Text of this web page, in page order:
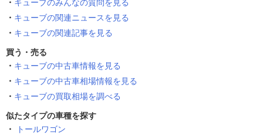
キューブのみんなの質問を見る
キューブの関連ニュースを見る
キューブの関連記事を見る
買う・売る
キューブの中古車情報を見る
キューブの中古車相場情報を見る
キューブの買取相場を調べる
似たタイプの車種を探す
トールワゴン